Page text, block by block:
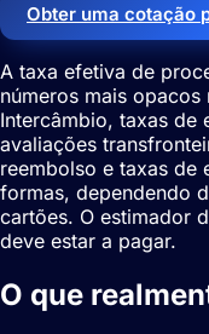
Obter uma cotação
A taxa efetiva de
números mais opacos
Intercâmbio, taxas de
avaliações
reembolso e taxas de
formas, dependendo
cartões. O estimador
deve estar a pagar.
O que